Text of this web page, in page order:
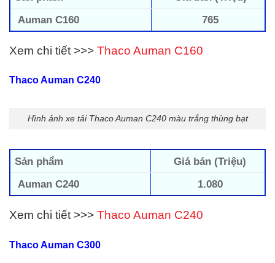
Auman C160
765
Xem chi tiết >>> Thaco Auman C160
Thaco Auman C240
Hình ảnh xe tải Thaco Auman C240 màu trắng thùng bạt
Sản phẩm
Giá bán (Triệu)
Auman C240
1.080
Xem chi tiết >>> Thaco Auman C240
Thaco Auman C300